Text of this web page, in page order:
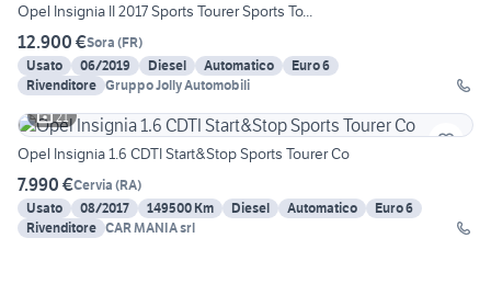
Opel Insignia II 2017 Sports Tourer Sports To...
12.900 €Sora (FR)
Usato
06/2019 Diesel Automatico
Euro 6
Rivenditore Gruppo Jolly Automobili
21
Opel Insignia 1.6 CDTI Start&Stop Sports Tourer Co
7.990 €Cervia (RA)
Usato
08/2017 149500 Km Diesel Automatico
Euro 6
Rivenditore CAR MANIA srl